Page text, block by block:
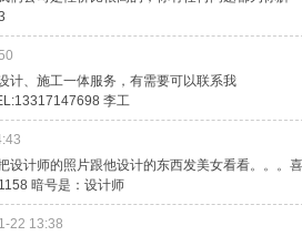
计、施工一体服务，有需要可以联系我
李工
设计师的照片跟他设计的东西发美女看看。。。喜
暗号是：设计师
22 13:38